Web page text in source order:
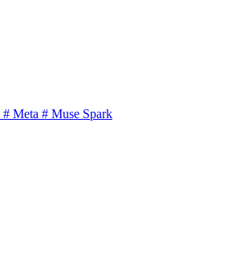
# Meta # Muse Spark